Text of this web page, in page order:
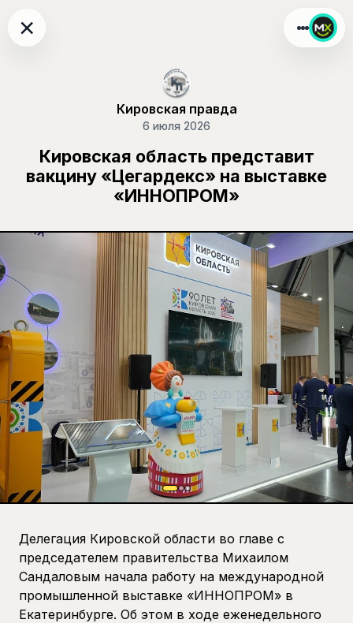
×
Кировская правда
6 июля 2026
Кировская область представит
вакцину «Цегардекс» на выставке
«ИННОПРОМ»
Делегация Кировской области во главе с
председателем правительства Михаилом
Сандаловым начала работу на международной
промышленной выставке «ИННОПРОМ» в
Екатеринбурге. Об этом в ходе еженедельного